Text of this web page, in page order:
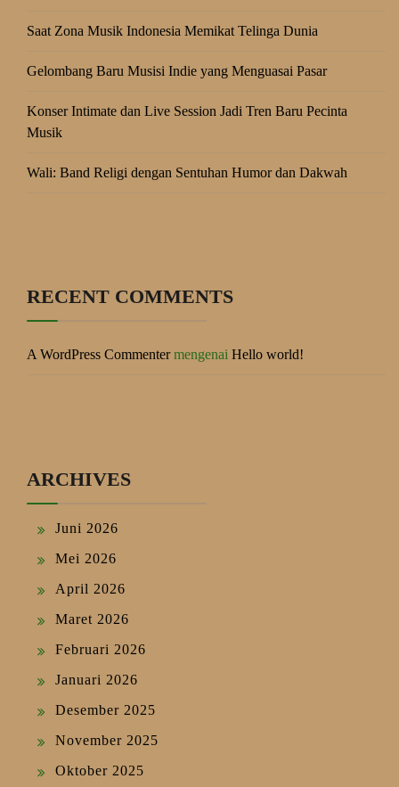
Saat Zona Musik Indonesia Memikat Telinga Dunia
Gelombang Baru Musisi Indie yang Menguasai Pasar
Konser Intimate dan Live Session Jadi Tren Baru Pecinta
Musik
Wali: Band Religi dengan Sentuhan Humor dan Dakwah
RECENT COMMENTS
A WordPress Commentermengenai Hello world!
ARCHIVES
Juni 2026
Mei 2026
April 2026
Maret 2026
Februari 2026
Januari 2026
Desember 2025
November 2025
Oktober 2025